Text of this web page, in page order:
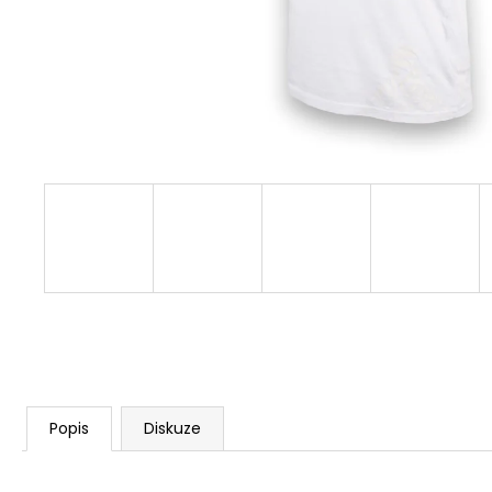
Popis Diskuze